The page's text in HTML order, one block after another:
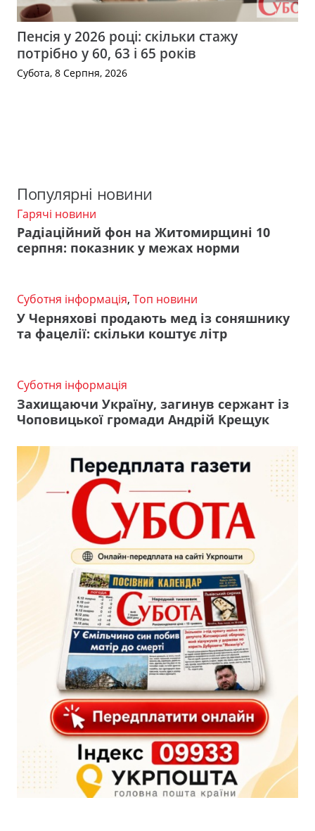
Пенсія у 2026 році: скільки стажу
потрібно у 60, 63 і 65 років
Субота, 8 Серпня, 2026
Популярні новини
Гарячі новини
Радіаційний фон на Житомирщині 10
серпня: показник у межах норми
Суботня інформація, Топ новини
У Черняхові продають мед із соняшнику
та фацелії: скільки коштує літр
Суботня інформація
Захищаючи Україну, загинув сержант із
Чоповицької громади Андрій Крещук